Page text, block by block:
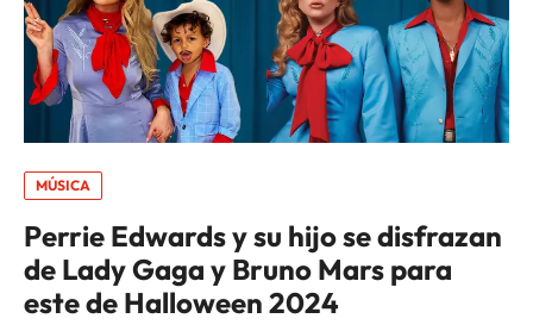
MÚSICA
Perrie Edwards y su hijo se disfrazan
de Lady Gaga y Bruno Mars para
este de Halloween 2024